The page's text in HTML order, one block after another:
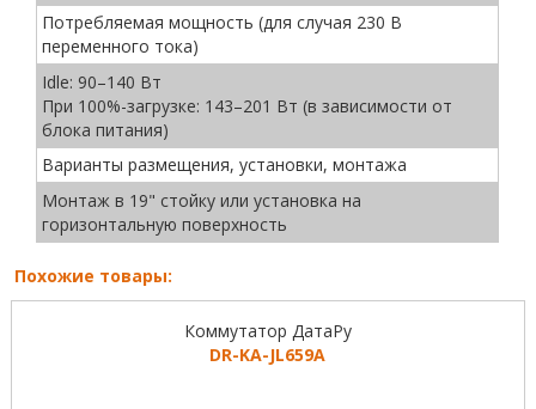
Потребляемая мощность (для случая 230 В
переменного тока)
Idle: 90–140 Вт
При 100%-загрузке: 143–201 Вт (в зависимости от
блока питания)
Варианты размещения, установки, монтажа
Монтаж в 19" стойку или установка на
горизонтальную поверхность
Похожие товары:
Коммутатор ДатаРу
DR-KА-JL659A